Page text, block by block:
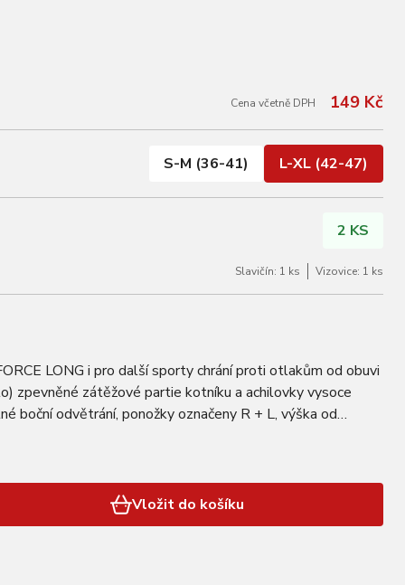
Cena včetně DPH 149 Kč
S-M (36-41) L-XL (42-47)
2 KS
Slavičín: 1 ks Vizovice: 1 ks
LONG i pro další sporty chrání proti otlakům od obuvi
zpevněné zátěžové partie kotníku a achilovky vysoce
boční odvětrání, ponožky označeny R + L, výška od
Vložit do košíku